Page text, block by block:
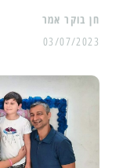
03/07/2023